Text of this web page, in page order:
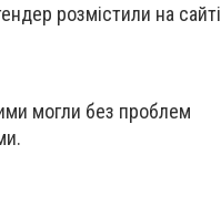
розмістили на сайті
могли без проблем